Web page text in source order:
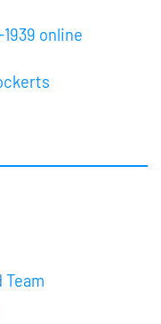
online